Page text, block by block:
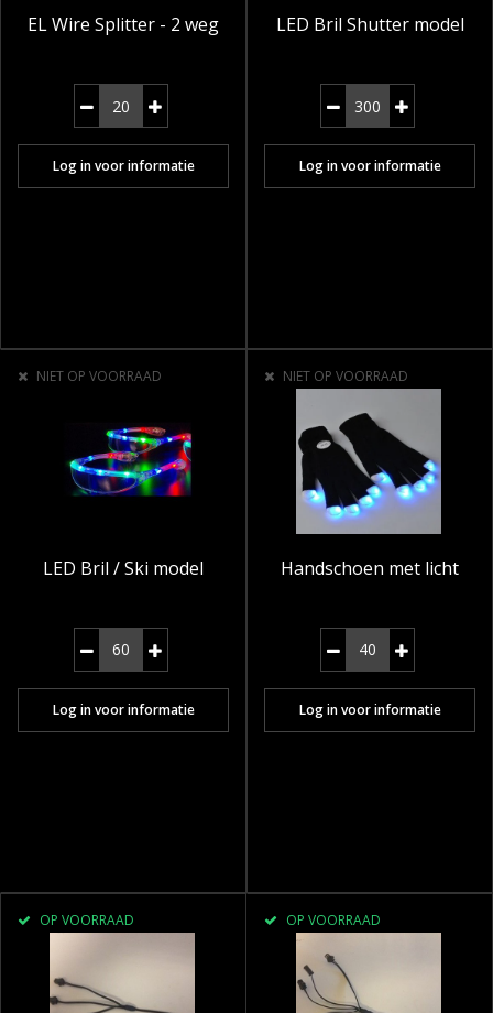
EL Wire Splitter - 2 weg
Log in voor informatie
LED Bril Shutter model
Log in voor informatie
NIET OP VOORRAAD
LED Bril / Ski model
Log in voor informatie
NIET OP VOORRAAD
Handschoen met licht
Log in voor informatie
OP VOORRAAD OP VOORRAAD